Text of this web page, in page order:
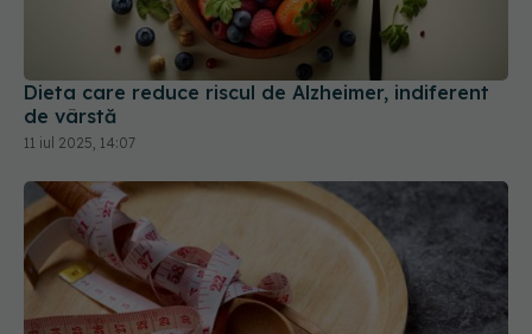
Dieta care reduce riscul de Alzheimer, indiferent
de vârstă
11 iul 2025, 14:07